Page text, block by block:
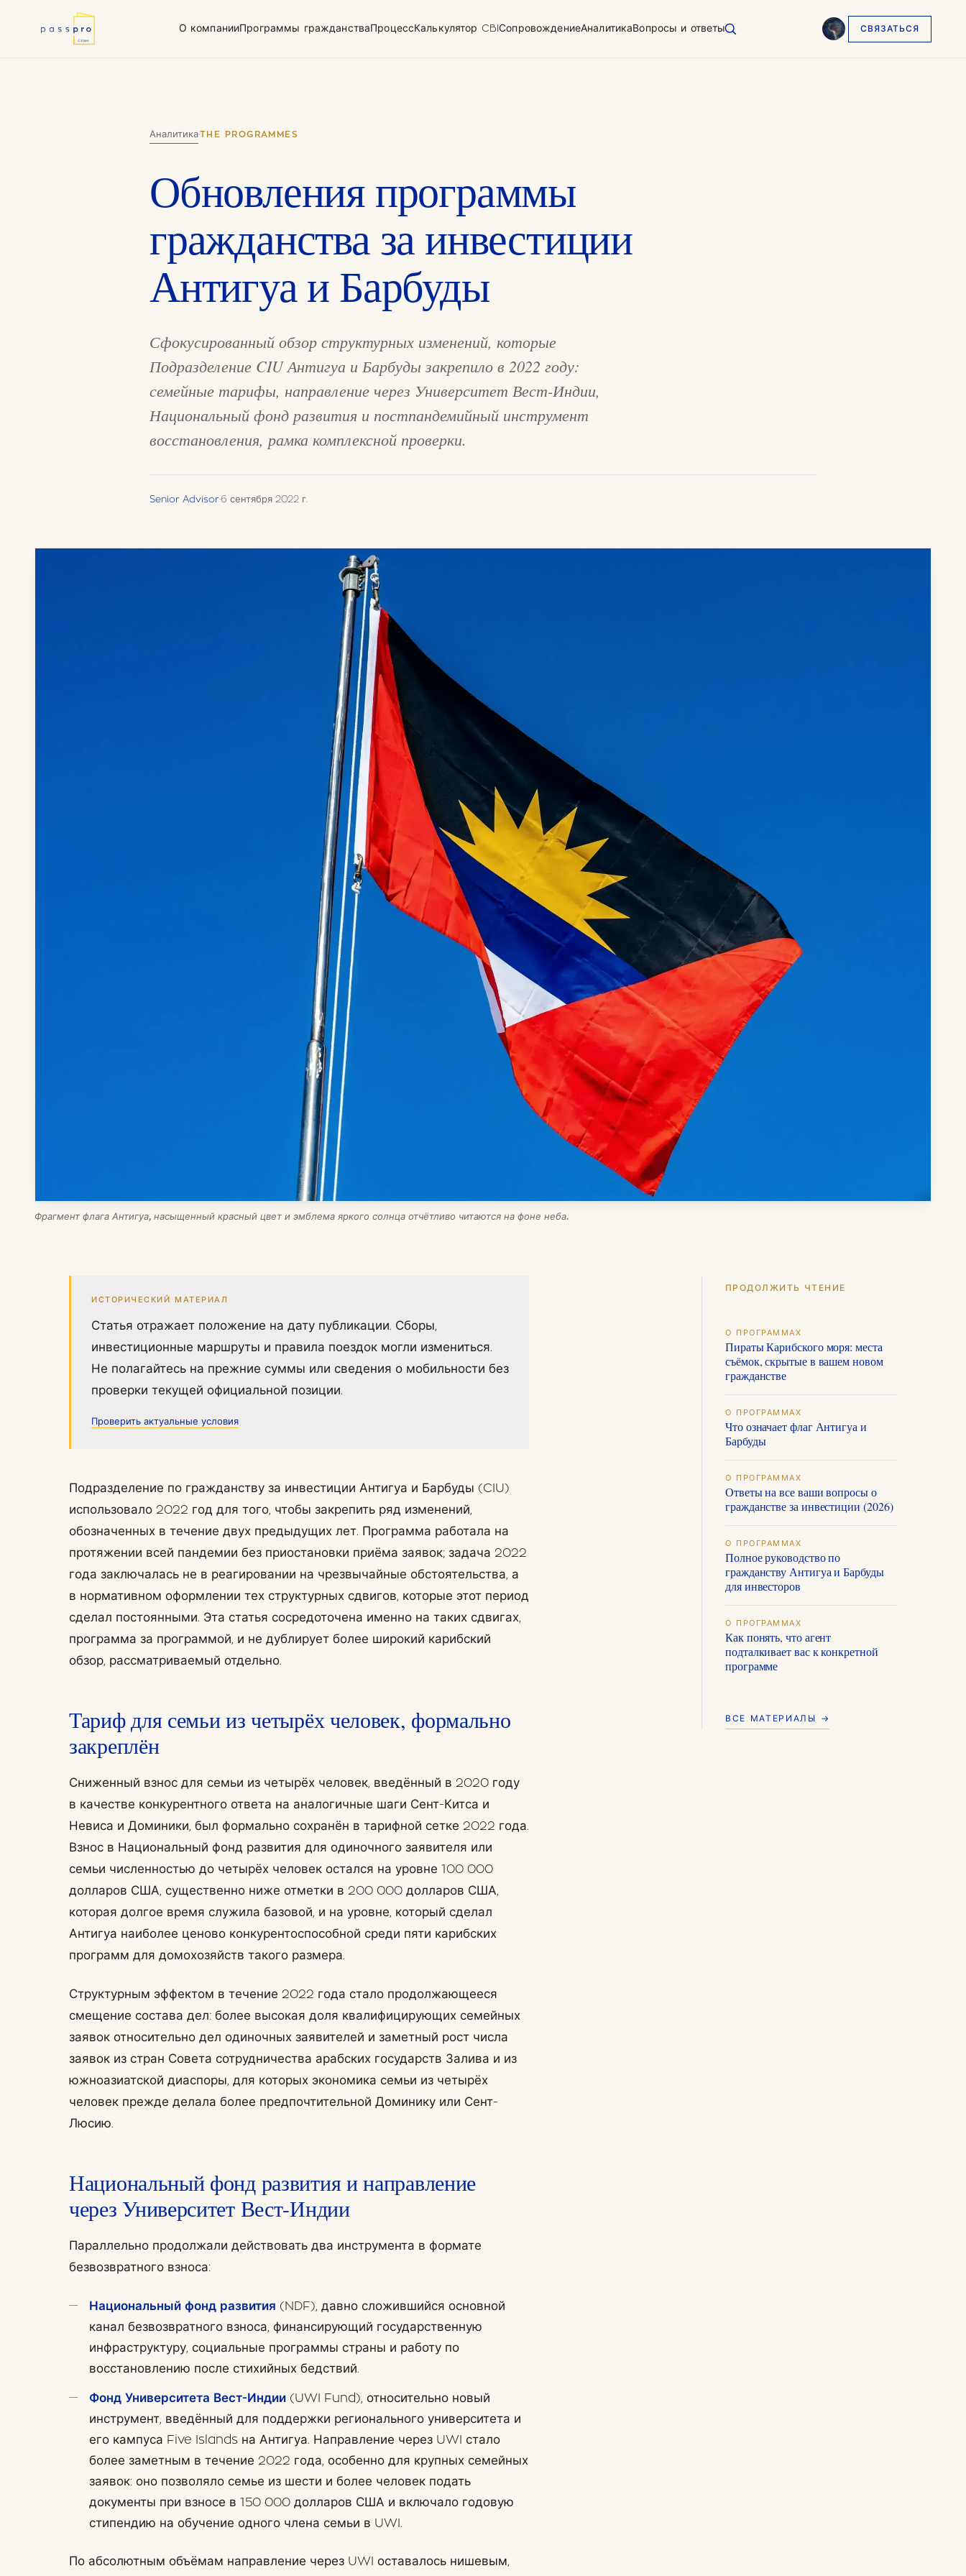
О компании
Уполномоченный
Программы гражданства Процесс Калькулятор CBIСопровождениеАналитика Вопросы и ответы СВЯЗАТЬСЯ
Аналитика·THE PROGRAMMES
Обновления программы
гражданства за инвестиции
Антигуа и Барбуды
Сфокусированный обзор структурных изменений, которые
Подразделение CIU Антигуа и Барбуды закрепило в 2022 году:
семейные тарифы, направление через Университет Вест-Индии,
Национальный фонд развития и постпандемийный инструмент
восстановления, рамка комплексной проверки.
Senior Advisor·6 сентября 2022 г.
Фрагмент флага Антигуа, насыщенный красный цвет и эмблема яркого солнца отчётливо читаются на фоне неба.
ИСТОРИЧЕСКИЙ МАТЕРИАЛ
Статья отражает положение на дату публикации. Сборы,
инвестиционные маршруты и правила поездок могли измениться.
Не полагайтесь на прежние суммы или сведения о мобильности без
проверки текущей официальной позиции.
Проверить актуальные условия
Подразделение по гражданству за инвестиции Антигуа и Барбуды (CIU)
использовало 2022 год для того, чтобы закрепить ряд изменений,
обозначенных в течение двух предыдущих лет. Программа работала на
протяжении всей пандемии без приостановки приёма заявок; задача 2022
года заключалась не в реагировании на чрезвычайные обстоятельства, а
в нормативном оформлении тех структурных сдвигов, которые этот период
сделал постоянными. Эта статья сосредоточена именно на таких сдвигах,
программа за программой, и не дублирует более широкий карибский
обзор, рассматриваемый отдельно.
Тариф для семьи из четырёх человек, формально
закреплён
Сниженный взнос для семьи из четырёх человек, введённый в 2020 году
в качестве конкурентного ответа на аналогичные шаги Сент-Китса и
Невиса и Доминики, был формально сохранён в тарифной сетке 2022 года.
Взнос в Национальный фонд развития для одиночного заявителя или
семьи численностью до четырёх человек остался на уровне 100 000
долларов США, существенно ниже отметки в 200 000 долларов США,
которая долгое время служила базовой, и на уровне, который сделал
Антигуа наиболее ценово конкурентоспособной среди пяти карибских
программ для домохозяйств такого размера.
Структурным эффектом в течение 2022 года стало продолжающееся
смещение состава дел: более высокая доля квалифицирующих семейных
заявок относительно дел одиночных заявителей и заметный рост числа
заявок из стран Совета сотрудничества арабских государств Залива и из
южноазиатской диаспоры, для которых экономика семьи из четырёх
человек прежде делала более предпочтительной Доминику или Сент-
Люсию.
Национальный фонд развития и направление
через Университет Вест-Индии
Параллельно продолжали действовать два инструмента в формате
безвозвратного взноса:
Национальный фонд развития (NDF), давно сложившийся основной
канал безвозвратного взноса, финансирующий государственную
инфраструктуру, социальные программы страны и работу по
восстановлению после стихийных бедствий.
Фонд Университета Вест-Индии (UWI Fund), относительно новый
инструмент, введённый для поддержки регионального университета и
его кампуса Five Islands на Антигуа. Направление через UWI стало
более заметным в течение 2022 года, особенно для крупных семейных
заявок: оно позволяло семье из шести и более человек подать
документы при взносе в 150 000 долларов США и включало годовую
стипендию на обучение одного члена семьи в UWI.
По абсолютным объёмам направление через UWI оставалось нишевым,
ПРОДОЛЖИТЬ ЧТЕНИЕ
О ПРОГРАММАХ
Пираты Карибского моря: места
съёмок, скрытые в вашем новом
гражданстве
О ПРОГРАММАХ
Что означает флаг Антигуа и
Барбуды
О ПРОГРАММАХ
Ответы на все ваши вопросы о
гражданстве за инвестиции (2026)
О ПРОГРАММАХ
Полное руководство по
гражданству Антигуа и Барбуды
для инвесторов
О ПРОГРАММАХ
Как понять, что агент
подталкивает вас к конкретной
программе
ВСЕ МАТЕРИАЛЫ →